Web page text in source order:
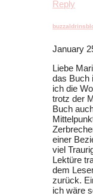
Reply
January
Liebe
das Buch
ich die
trotz der
Buch
einer
viel
Lektüre
dem
zurück.
ich wäre